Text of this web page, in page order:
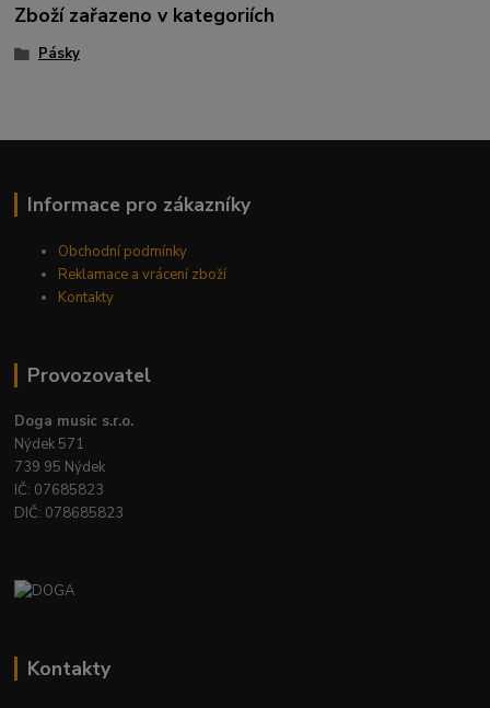
Zboží zařazeno v kategoriích
Pásky
Informace pro zákazníky
Obchodní podmínky
Reklamace a vrácení zboží
Kontakty
Provozovatel
Doga music s.r.o.
Nýdek 571
739 95 Nýdek
IČ: 07685823
DIČ: 078685823
Kontakty